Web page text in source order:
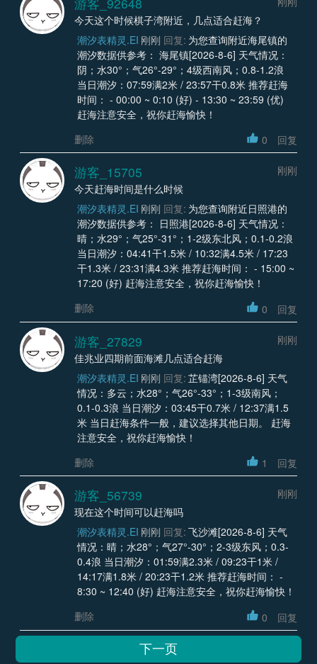
今天这个时候棋子湾附近，几点适合赶海？
潮汐表精灵.EI 刚刚 回复: 为您查询附近海尾镇的
潮汐数据供参考： 海尾镇[2026-8-6] 天气情况：
阴；水30°；气26°-29°；4级西南风；0.8-1.2浪
当日潮汐：07:59满2米 / 23:57干0.8米 推荐赶海
时间： - 00:00 ~ 0:10 (好) - 13:30 ~ 23:59 (优)
赶海注意安全，祝你赶海愉快！
删除
0 回复
游客_15705
刚刚
今天赶海时间是什么时候
潮汐表精灵.EI 刚刚 回复: 为您查询附近日照港的
潮汐数据供参考： 日照港[2026-8-6] 天气情况：
晴；水29°；气25°-31°；1-2级东北风；0.1-0.2浪
当日潮汐：04:41干1.5米 / 10:32满4.5米 / 17:23
干1.3米 / 23:31满4.3米 推荐赶海时间： - 15:00 ~
17:20 (好) 赶海注意安全，祝你赶海愉快！
删除
0 回复
游客_27829
刚刚
佳兆业四期前面海滩几点适合赶海
潮汐表精灵.EI 刚刚 回复: 芷锚湾[2026-8-6] 天气
情况：多云；水28°；气26°-33°；1-3级南风；
0.1-0.3浪 当日潮汐：03:45干0.7米 / 12:37满1.5
米 当日赶海条件一般，建议选择其他日期。 赶海
注意安全，祝你赶海愉快！
删除
1 回复
游客_56739
刚刚
现在这个时间可以赶海吗
潮汐表精灵.EI 刚刚 回复: 飞沙滩[2026-8-6] 天气
情况：晴；水28°；气27°-30°；2-3级东风；0.3-
0.4浪 当日潮汐：01:59满2.3米 / 09:23干1米 /
14:17满1.8米 / 20:23干1.2米 推荐赶海时间： -
8:30 ~ 12:40 (好) 赶海注意安全，祝你赶海愉快！
删除
0 回复